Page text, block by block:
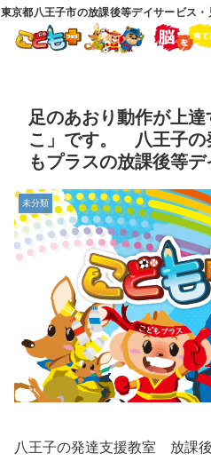
東京都八王子市の放課後等デイサービス
足のあおり動作が上
こ」です。 八王子
もプラスの放課後等デ
未分類
八王子の発達支援教室 放課